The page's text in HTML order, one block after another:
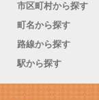
市区町村から探す
町名から探す
路線から探す
駅から探す